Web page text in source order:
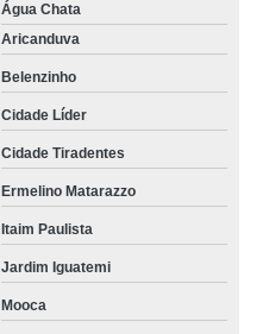
Água Chata
Aricanduva
Belenzinho
Cidade Líder
Cidade Tiradentes
Ermelino Matarazzo
Itaim Paulista
Jardim Iguatemi
Mooca